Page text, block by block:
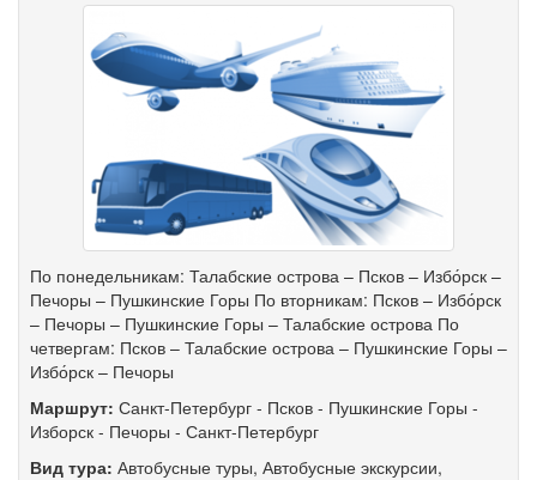
По понедельникам: Талабские острова – Псков – Избо́рск –
Печоры – Пушкинские Горы По вторникам: Псков – Избо́рск
– Печоры – Пушкинские Горы – Талабские острова По
четвергам: Псков – Талабские острова – Пушкинские Горы –
Избо́рск – Печоры
Маршрут: Санкт-Петербург - Псков - Пушкинские Горы -
Изборск - Печоры - Санкт-Петербург
Вид тура: Автобусные туры, Автобусные экскурсии,